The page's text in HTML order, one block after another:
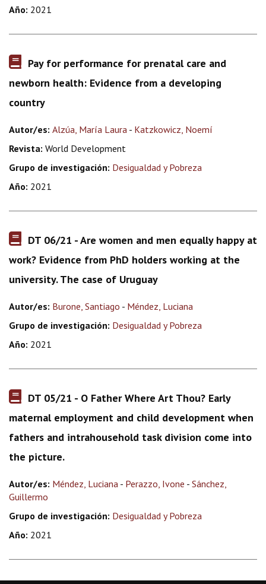
Año: 2021
Pay for performance for prenatal care and
newborn health: Evidence from a developing
country
Autor/es: Alzúa, María Laura - Katzkowicz, Noemí
Revista: World Development
Grupo de investigación: Desigualdad y Pobreza
Año: 2021
DT 06/21 - Are women and men equally happy at
work? Evidence from PhD holders working at the
university. The case of Uruguay
Autor/es: Burone, Santiago - Méndez, Luciana
Grupo de investigación: Desigualdad y Pobreza
Año: 2021
DT 05/21 - O Father Where Art Thou? Early
maternal employment and child development when
fathers and intrahousehold task division come into
the picture.
Autor/es: Méndez, Luciana - Perazzo, Ivone - Sánchez,
Guillermo
Grupo de investigación: Desigualdad y Pobreza
Año: 2021